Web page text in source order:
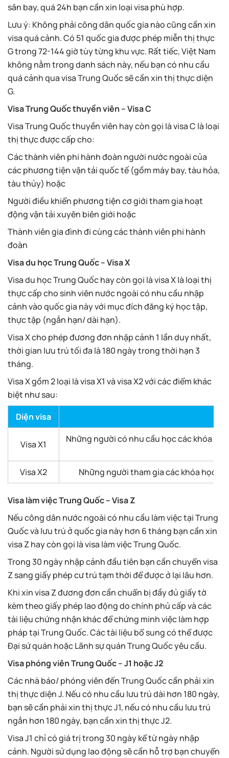
sân bay, quá 24h bạn cần xin loại visa phù hợp.
Lưu ý: Không phải công dân quốc gia nào cũng cần xin
visa quá cảnh. Có 51 quốc gia được phép miễn thị thực
G trong 72-144 giờ tùy từng khu vực. Rất tiếc, Việt Nam
không nằm trong danh sách này, nếu bạn có nhu cầu
quá cảnh qua visa Trung Quốc sẽ cần xin thị thực diện
G.
Visa Trung Quốc thuyền viên – Visa C
Visa Trung Quốc thuyền viên hay còn gọi là visa C là loại
thị thực được cấp cho:
Các thành viên phi hành đoàn người nước ngoài của
các phương tiện vận tải quốc tế (gồm máy bay, tàu hỏa,
tàu thủy) hoặc
Người điều khiển phương tiện cơ giới tham gia hoạt
động vận tải xuyên biên giới hoặc
Thành viên gia đình đi cùng các thành viên phi hành
đoàn
Visa du học Trung Quốc – Visa X
Visa du học Trung Quốc hay còn gọi là visa X là loại thị
thực cấp cho sinh viên nước ngoài có nhu cầu nhập
cảnh vào quốc gia này với mục đích đăng ký học tập,
thực tập (ngắn hạn/ dài hạn).
Visa X cho phép đương đơn nhập cảnh 1 lần duy nhất,
thời gian lưu trú tối đa là 180 ngày trong thời hạn 3
tháng.
Visa X gồm 2 loại là visa X1 và visa X2 với các điểm khác
biệt như sau:
Diện visa
Visa X1 Những người có nhu cầu học các khóa
Visa X2 Những người tham gia các khóa học
Visa làm việc Trung Quốc – Visa Z
Nếu công dân nước ngoài có nhu cầu làm việc tại Trung
Quốc và lưu trú ở quốc gia này hơn 6 tháng bạn cần xin
visa Z hay còn gọi là visa làm việc Trung Quốc.
Trong 30 ngày nhập cảnh đầu tiên bạn cần chuyển visa
Z sang giấy phép cư trú tạm thời để được ở lại lâu hơn.
Khi xin visa Z đương đơn cần chuẩn bị đầy đủ giấy tờ
kèm theo giấy phép lao động do chính phủ cấp và các
tài liệu chứng nhận khác để chứng minh việc làm hợp
pháp tại Trung Quốc. Các tài liệu bổ sung có thể được
Đại sứ quán hoặc Lãnh sự quán Trung Quốc yêu cầu.
Visa phóng viên Trung Quốc – J1 hoặc J2
Các nhà báo/ phóng viên đến Trung Quốc cần phải xin
thị thực diện J. Nếu có nhu cầu lưu trú dài hơn 180 ngày,
bạn sẽ cần phải xin thị thực J1, nếu có nhu cầu lưu trú
ngắn hơn 180 ngày, bạn cần xin thị thực J2.
Visa J1 chỉ có giá trị trong 30 ngày kể từ ngày nhập
cảnh. Người sử dụng lao động sẽ cần hỗ trợ bạn chuyển